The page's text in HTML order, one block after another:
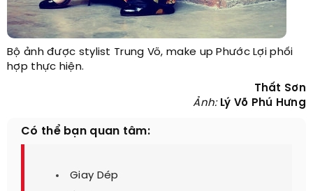
Bộ ảnh được stylist Trung Võ, make up Phước Lợi phối
hợp thực hiện.
Thất Sơn
Ảnh: Lý Võ Phú Hưng
Có thể bạn quan tâm:
Giay Dép